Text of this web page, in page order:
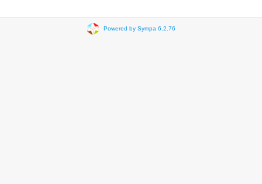
Powered by Sympa 6.2.76